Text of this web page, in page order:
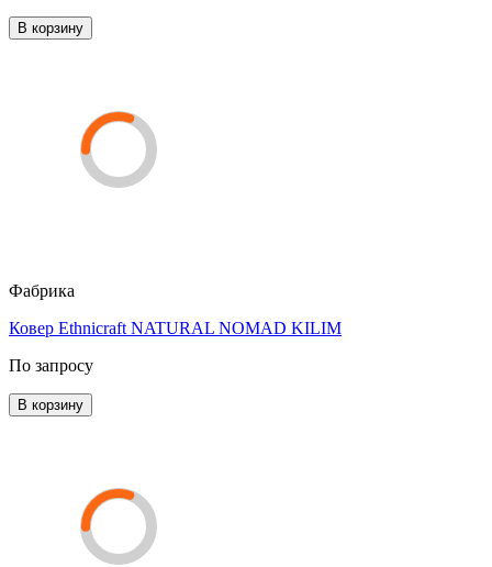
В корзину
Фабрика
Ковер Ethnicraft NATURAL NOMAD KILIM
По запросу
В корзину